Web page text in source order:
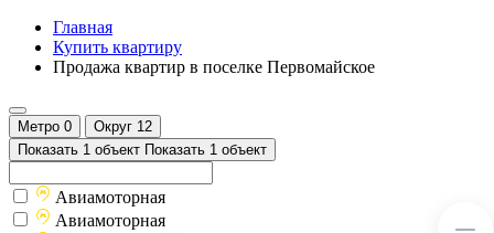
Главная
Купить квартиру
Продажа квартир в поселке Первомайское
Метро 0 Округ 12
Показать 1 объект Показать 1 объект
Авиамоторная
Авиамоторная